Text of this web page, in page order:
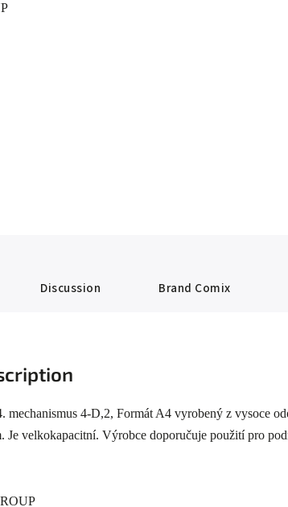
Discussion Brand Comix
mechanismus 4-D,2, Formát A4 vyrobený z vysoce
velkokapacitní. Výrobce doporučuje použití pro